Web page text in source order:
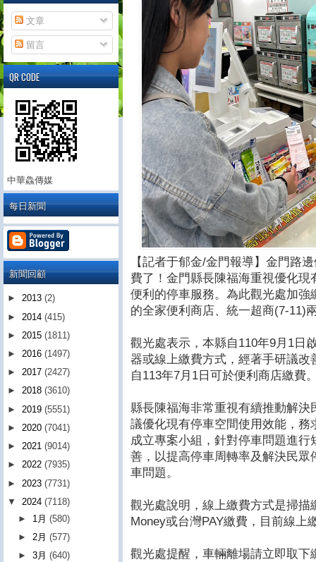
【記者于郁金/金門報導】金門路
費了！金門縣長陳福海重視優化
便利的停車服務。為此觀光處加
的全家便利商店、統一超商(7-11)
觀光處表示，本縣自110年9月1日
器或線上繳費方式，經著手研議
自113年7月1日可於便利商店繳費
縣長陳福海非常重視有續推動解
議優化現有停車空間使用效能，
成立專案小組，針對停車問題進
善，以提高停車周轉率及解決民
車問題。
觀光處說明，線上繳費方式是掃
Money或台灣PAY繳費，目前線上
觀光處提醒，車輛離場請立即取
文章
留言
QR CODE
中華鱻傳媒
每日新聞
新聞回顧
► 2013 (2)
► 2014 (415)
► 2015 (1811)
► 2016 (1497)
► 2017 (2427)
► 2018 (3610)
► 2019 (5551)
► 2020 (7041)
► 2021 (9014)
► 2022 (7935)
► 2023 (7731)
▼ 2024 (7118)
► 1月(580)
►2月(577)
►3月(640)